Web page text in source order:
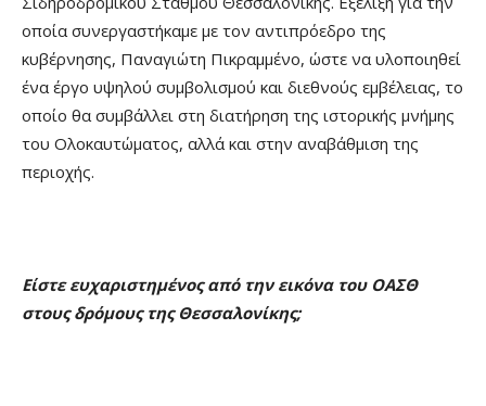
οποία συνεργαστήκαμε με τον αντιπρόεδρο της
κυβέρνησης, Παναγιώτη Πικραμμένο, ώστε να υλοποιηθεί
ένα έργο υψηλού συμβολισμού και διεθνούς εμβέλειας, το
οποίο θα συμβάλλει στη διατήρηση της ιστορικής μνήμης
του Ολοκαυτώματος, αλλά και στην αναβάθμιση της
περιοχής.
Είστε ευχαριστημένος από την εικόνα του ΟΑΣΘ
στους δρόμους της Θεσσαλονίκης;